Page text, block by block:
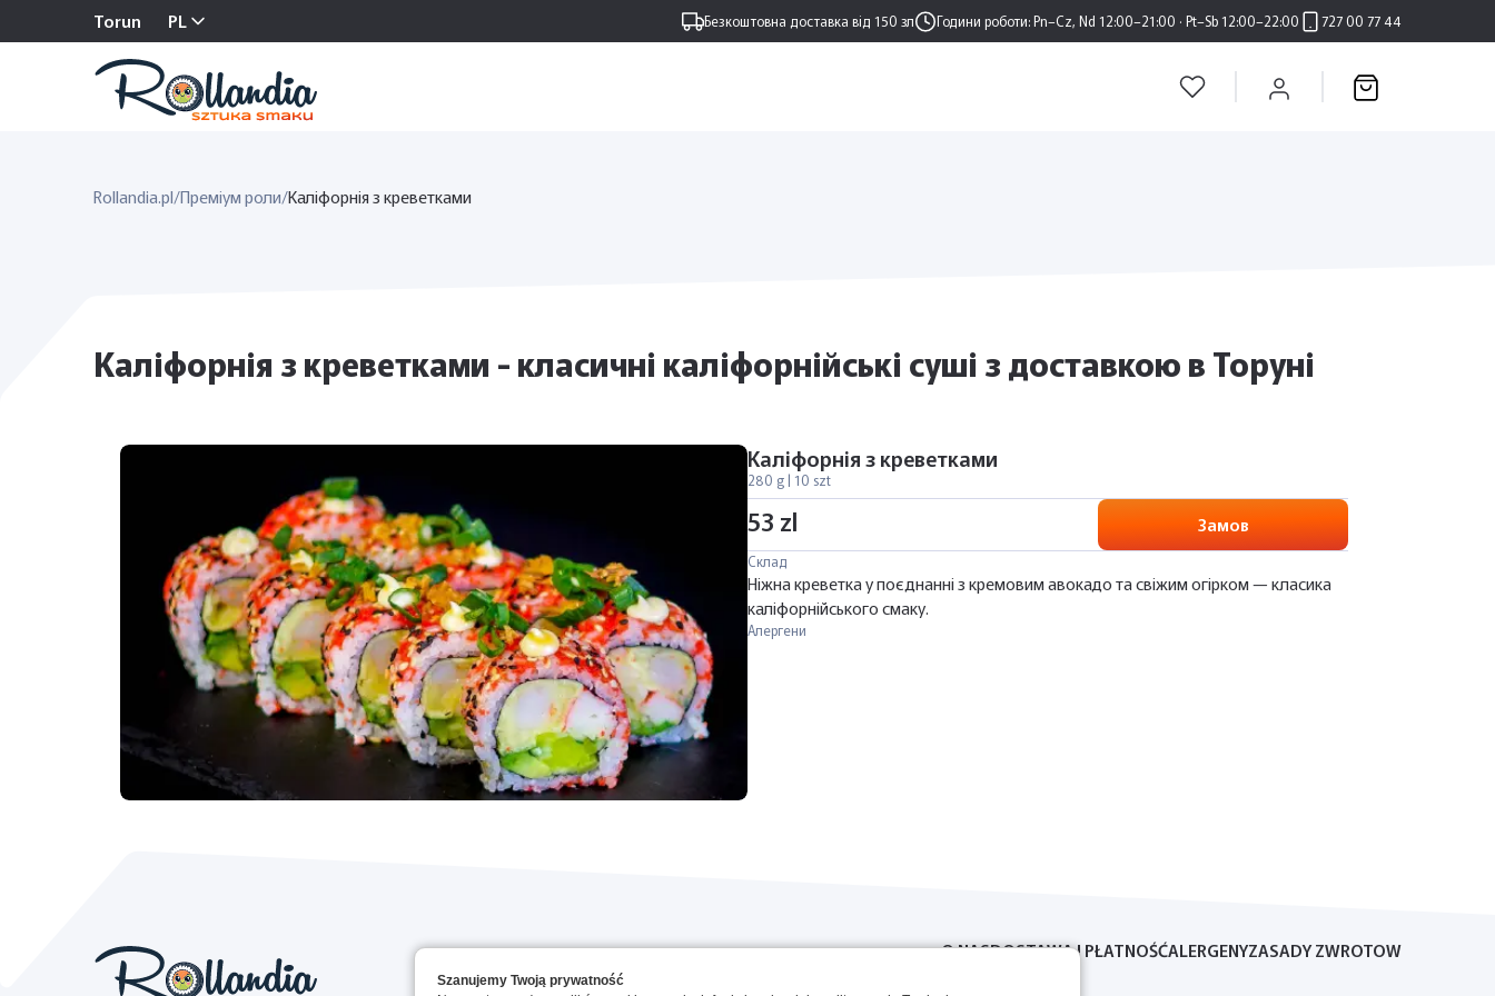
Torun PL Безкоштовна доставка від 150 зл Години роботи:Pn–Cz, Nd 12:00–21:00 · Pt–Sb 12:00–22:00 727 00 77 44
Rollandia.pl/Преміум роли/Каліфорнія з креветками
Каліфорнія з креветками - класичні каліфорнійські суші з доставкою в Торуні
Каліфорнія з креветками
280 g | 10 szt
53 zl Замов
Склад
Ніжна креветка у поєднанні з кремовим авокадо та свіжим огірком — класика
каліфорнійського смаку.
Алергени
O NASDOSTAWA I PŁATNOŚĆALERGENYZASADY ZWROTOW
Szanujemy Twoją prywatność